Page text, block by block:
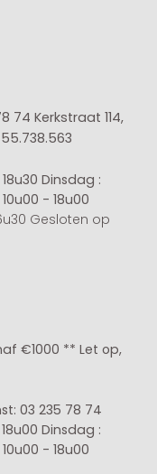
74 Kerkstraat 114,
Dinsdag :
- 18u00
Gesloten op
€1000 ** Let op,
03 235 78 74
Dinsdag :
- 18u00